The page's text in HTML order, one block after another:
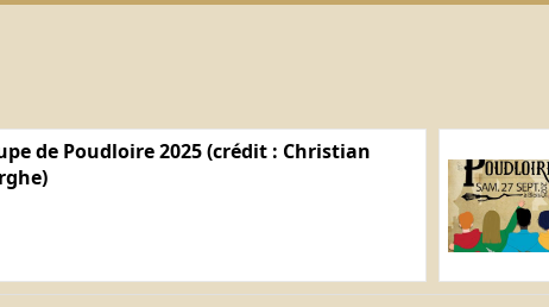
de Poudloire 2025 (crédit : Christian